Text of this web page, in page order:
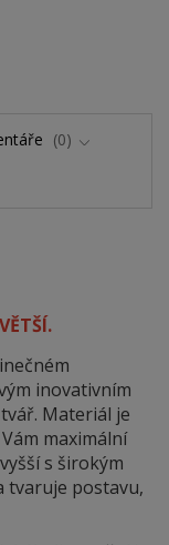
0
inovativním
Materiál je
maximální
s širokým
tvaruje postavu,